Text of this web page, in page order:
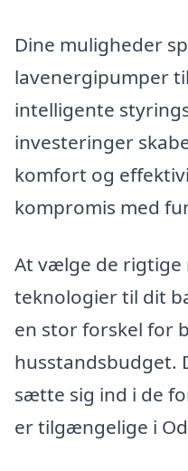
Dine muligheder
lavenergipumper
intelligente
investeringer
komfort og
kompromis med
At vælge de rigtige
teknologier til dit
en stor forskel for
husstandsbudget.
sætte sig ind i de
er tilgængelige i